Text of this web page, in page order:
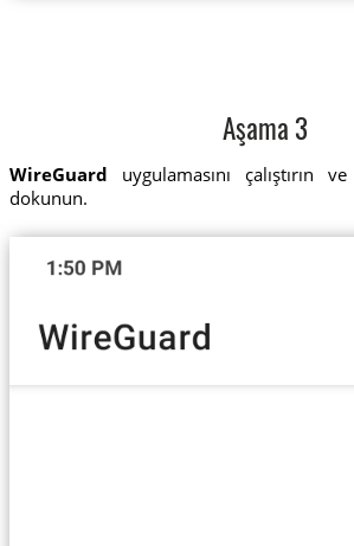
Aşama 3
WireGuard uygulamasını çalıştırın
dokunun.